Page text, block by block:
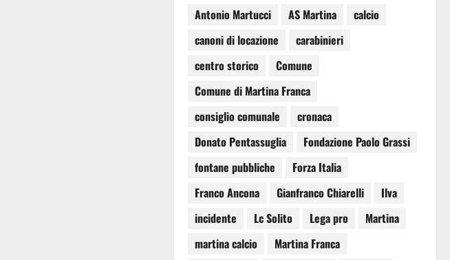
Antonio Martucci
AS Martina
calcio
canoni di locazione
carabinieri
centro storico
Comune
Comune di Martina Franca
consiglio comunale
cronaca
Donato Pentassuglia
Fondazione Paolo Grassi
fontane pubbliche
Forza Italia
Franco Ancona
Gianfranco Chiarelli
Ilva
incidente
Lc Solito Lega pro
Martina
martina calcio
Martina Franca